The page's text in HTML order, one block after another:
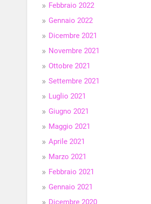
Febbraio 2022
Gennaio 2022
Dicembre 2021
Novembre 2021
Ottobre 2021
Settembre 2021
Luglio 2021
Giugno 2021
Maggio 2021
Aprile 2021
Marzo 2021
Febbraio 2021
Gennaio 2021
Dicembre 2020